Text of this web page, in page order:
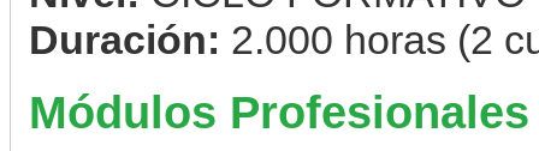
Duración: 2.000 horas (2
Módulos Profesionales